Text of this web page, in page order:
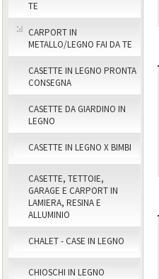
TE
CARPORT IN
METALLO/LEGNO FAI DA TE
CASETTE IN LEGNO PRONTA
CONSEGNA
CASETTE DA GIARDINO IN
LEGNO
CASETTE IN LEGNO X BIMBI
CASETTE, TETTOIE,
GARAGE E CARPORT IN
LAMIERA, RESINA E
ALLUMINIO
CHALET - CASE IN LEGNO
CHIOSCHI IN LEGNO